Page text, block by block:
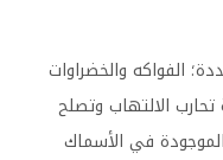
الفواكه والخضراوات
الالتهاب وتصلح
أوميجا 3 الدهنية الموجودة في الأسماك